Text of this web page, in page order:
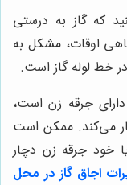
که گاز به درستی
اوقات، مشکل به
خط لوله گاز است.
جرقه زن است،
می‌کند. ممکن است
خود جرقه زن دچار
اجاق گاز در محل